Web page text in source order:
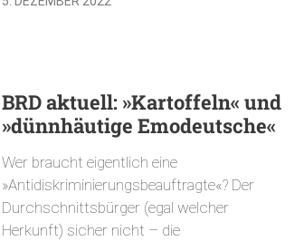
BRD aktuell: »Kartoffeln« und
»dünnhäutige Emodeutsche«
Wer braucht eigentlich eine
»Antidiskriminierungsbeauftragte«? Der
Durchschnittsbürger (egal welcher
Herkunft) sicher nicht – die